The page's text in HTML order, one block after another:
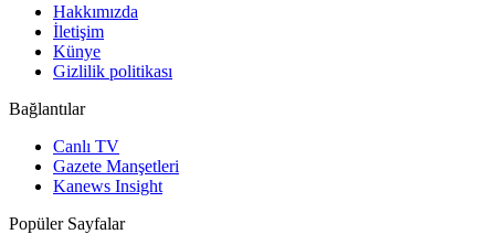
Hakkımızda
İletişim
Künye
Gizlilik politikası
Bağlantılar
Canlı TV
Gazete Manşetleri
Kanews Insight
Popüler Sayfalar